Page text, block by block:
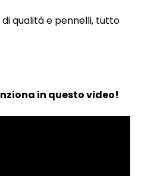
qualità e pennelli, tutto
in questo video!